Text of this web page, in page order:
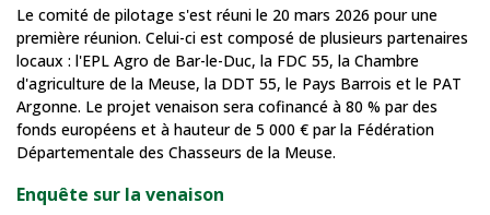
Le comité de pilotage s'est réuni le 20 mars 2026 pour une
première réunion. Celui-ci est composé de plusieurs partenaires
locaux : l'EPL Agro de Bar-le-Duc, la FDC 55, la Chambre
d'agriculture de la Meuse, la DDT 55, le Pays Barrois et le PAT
Argonne. Le projet venaison sera cofinancé à 80 % par des
fonds européens et à hauteur de 5 000 € par la Fédération
Départementale des Chasseurs de la Meuse.
Enquête sur la venaison